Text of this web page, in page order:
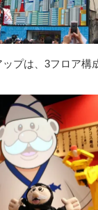
プは、3フロア構